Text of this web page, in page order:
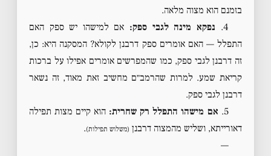
בזמנם הוא מצוה מלאה.
4.
נפקא מינה לגבי ספק: אם למישהו יש ספק האם
התפלל — האם אומרים ספק דרבנן לקולא? המסקנה היא: כן,
זה דרבנן לגבי ספק, כמו שהמפרשים אומרים אפילו על ברכות
קריאת שמע. למרות שהרמב״ם מחשיב זאת מאוד, זה נשאר
דרבנן לגבי ספק.
5. אם מישהו התפלל רק שחרית: הוא קיים מצות תפילה
דאורייתא, ושליש מהמצוה דרבנן (משלוש תפילות).
—